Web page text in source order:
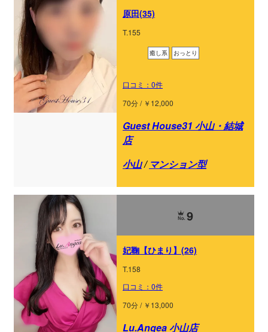
原田(35)
T.155
癒し系 おっとり
口コミ：0件
70分 / ￥12,000
Guest House31 小山・結城
店
小山/ マンション型
9
妃鞠【ひまり】(26)
T.158
口コミ：0件
70分 / ￥13,000
Lu.Angea 小山店